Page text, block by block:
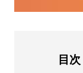
目次